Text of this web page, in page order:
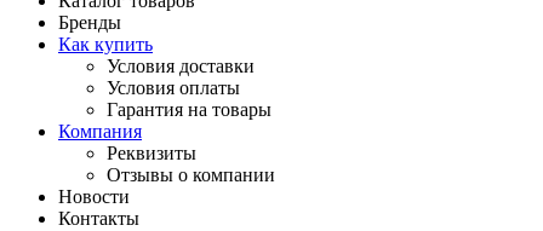
Бренды
Как купить
Условия доставки
Условия оплаты
Гарантия на товары
Компания
Реквизиты
Отзывы о компании
Новости
Контакты